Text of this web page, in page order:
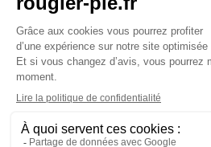
Rougier et Plé 2024 Copyright
Mentions légales
Conditions générales des ventes